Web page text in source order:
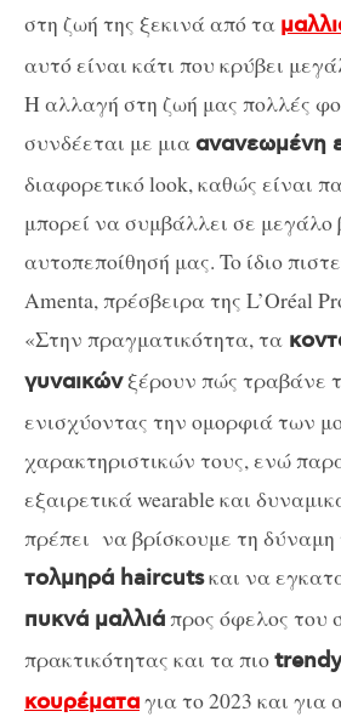
στη ζωή της ξεκινά από τα
αυτό είναι κάτι που κρύβει
Η αλλαγή στη ζωή μας πολλές
συνδέεται με μιαανανεωμένη
διαφορετικό look, καθώς είναι
μπορεί να συμβάλλει σε μεγάλο
αυτοπεποίθησή μας. To ίδιο
Amenta, πρέσβειρα της L’Oréal
«Στην πραγματικότητα, τα
γυναικώνξέρουν πώς τραβάνε
ενισχύοντας την ομορφιά των
χαρακτηριστικών τους, ενώ
εξαιρετικά wearable και
πρέπει να βρίσκουμε τη δύναμη
τολμηρά haircutsκαι να
πυκνά μαλλιάπρος όφελος του
πρακτικότητας και τα πιο
κουρέματαγια το 2023 και για